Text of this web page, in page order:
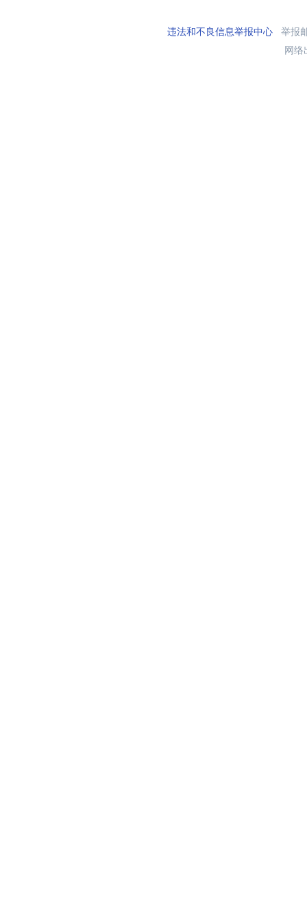
违法和不良信息举报中心举报
网